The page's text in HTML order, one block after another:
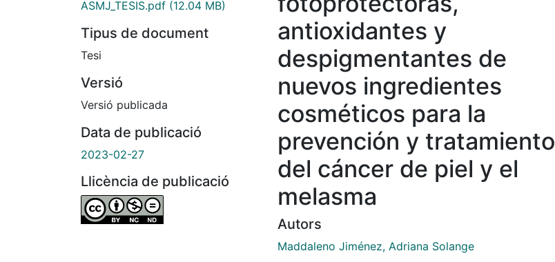
ASMJ_TESIS.pdf (12.04 MB)
Tipus de document
Tesi
Versió
Versió publicada
Data de publicació
2023-02-27
Llicència de publicació
antioxidantes y
despigmentantes de
nuevos ingredientes
cosméticos para la
prevención y tratamiento
del cáncer de piel y el
melasma
Autors
Maddaleno Jiménez, Adriana Solange